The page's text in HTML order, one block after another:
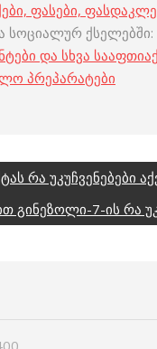
ფასები,
სოციალურ ქსელებში:
და სხვა
პრეპარატები
რა უკუჩვენებები
გინეზოლი-7-ის რა